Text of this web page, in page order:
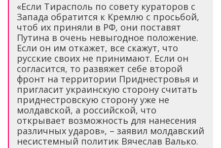
«Если Тирасполь по совету кураторов с
Запада обратится к Кремлю с просьбой,
чтоб их приняли в РФ, они поставят
Путина в очень невыгодное положение.
Если он им откажет, все скажут, что
русские своих не принимают. Если он
согласится, то развяжет себе второй
фронт на территории Приднестровья и
пригласит украинскую сторону считать
приднестровскую сторону уже не
молдавской, а российской, что
открывает возможность для нанесения
различных ударов», – заявил молдавский
несистемный политик Вячеслав Валько.